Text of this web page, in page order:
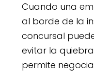
Cuando una
al borde de la
concursal
evitar la
permite